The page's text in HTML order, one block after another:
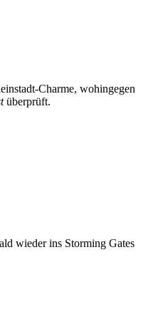
Charme, wohingegen
überprüft.
wieder ins Storming Gates